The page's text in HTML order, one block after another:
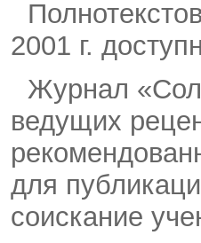
2001 г.
Журнал
ведущих
для
соискание